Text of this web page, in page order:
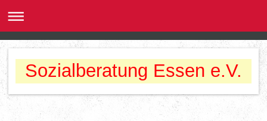
Sozialberatung Essen e.V.